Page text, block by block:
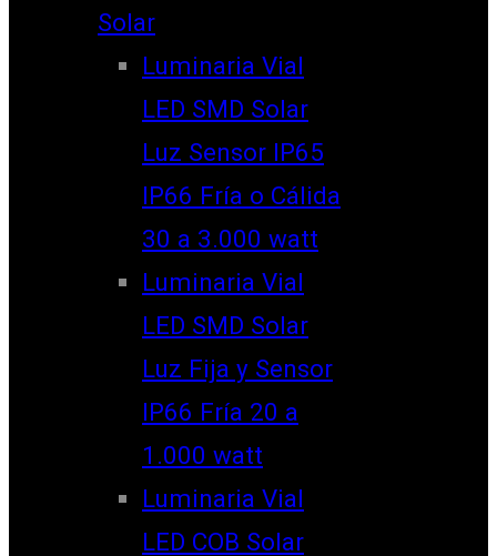
Solar
Luminaria Vial
LED SMD Solar
Luz Sensor IP65
IP66 Fría o Cálida
30 a 3.000 watt
Luminaria Vial
LED SMD Solar
Luz Fija y Sensor
IP66 Fría 20 a
1.000 watt
Luminaria Vial
LED COB Solar